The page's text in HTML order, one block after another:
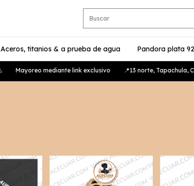
Aceros, titanios & a prueba de agua Pandora plata
Mayoreo mediante link exclusivo 📍13 norte, Tapachula,